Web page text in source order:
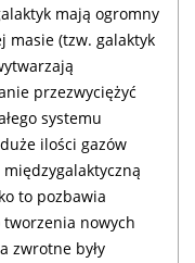
mają ogromny
masie (tzw. galaktyk
przezwyciężyć
systemu
ilości gazów
to pozbawia
nowych
zwrotne były